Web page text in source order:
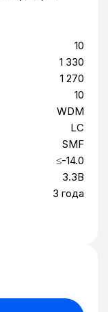
данных по
до 10 Гбит/
разную
10
1 330
1 270
10
WDM
LC
SMF
≤-14.0
3.3В
3 года